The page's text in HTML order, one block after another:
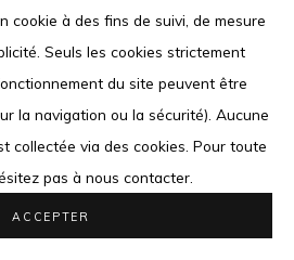
cookie à des fins de suivi, de mesure
Seuls les cookies strictement
du site peuvent être
la navigation ou la sécurité). Aucune
collectée via des cookies. Pour toute
pas à nous contacter.
ACCEPTER